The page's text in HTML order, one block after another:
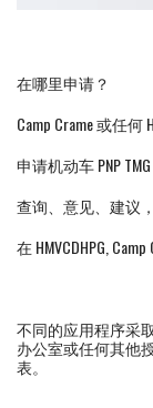
在哪里申请？
Camp Crame 或任何
申请机动车 PNP
查询、意见、建议
在 HMVCDHPG,
不同的应用程序采
办公室或任何其他
表。